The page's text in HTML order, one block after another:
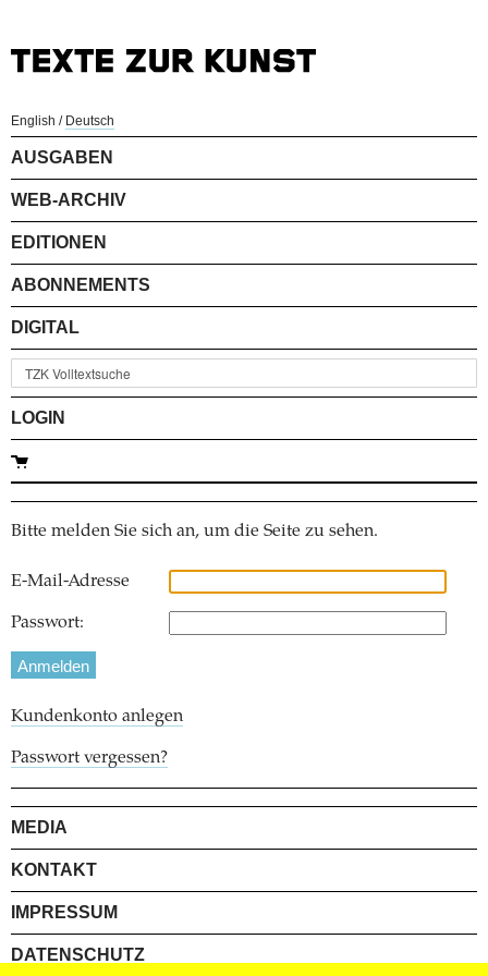
English / Deutsch
AUSGABEN
WEB-ARCHIV
EDITIONEN
ABONNEMENTS
DIGITAL
LOGIN
Bitte melden Sie sich an, um die Seite zu sehen.
E-Mail-Adresse
Passwort:
Kundenkonto anlegen
Passwort vergessen?
MEDIA
KONTAKT
IMPRESSUM
DATENSCHUTZ